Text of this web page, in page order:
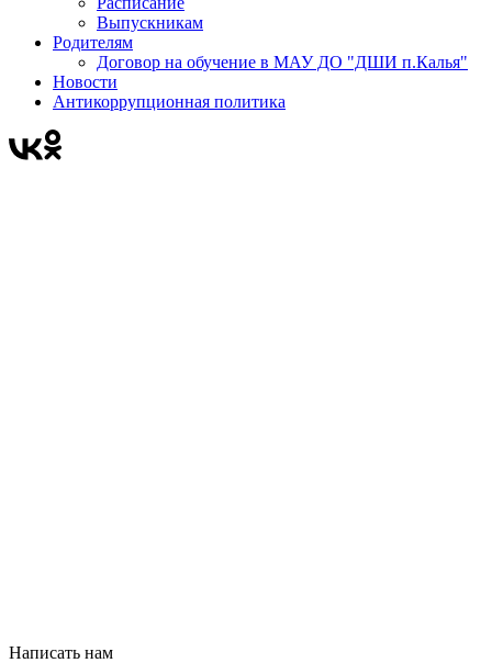
Выпускникам
Родителям
Договор на обучение в МАУ ДО "ДШИ п.Калья"
Новости
Антикоррупционная политика
Написать нам